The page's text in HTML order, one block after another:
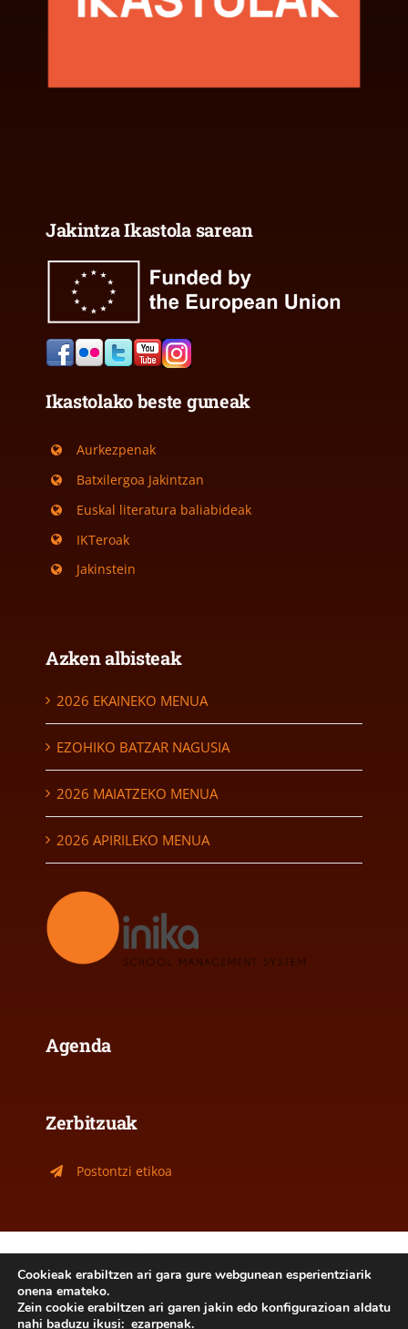
Jakintza Ikastola sarean
Ikastolako beste guneak
Aurkezpenak
Batxilergoa Jakintzan
Euskal literatura baliabideak
IKTeroak
Jakinstein
Azken albisteak
2026 EKAINEKO MENUA
EZOHIKO BATZAR NAGUSIA
2026 MAIATZEKO MENUA
2026 APIRILEKO MENUA
Agenda
Zerbitzuak
Postontzi etikoa
Lege oharra Cookie politika
2026- Jakintza Ikastola Ordizia - Hemengo edukiak
Cookieak erabiltzen ari gara gure webgunean esperientziarik
onena emateko.
Zein cookie erabiltzen ari garen jakin edo konfigurazioan aldatu
nahi baduzu ikusi: ezarpenak.